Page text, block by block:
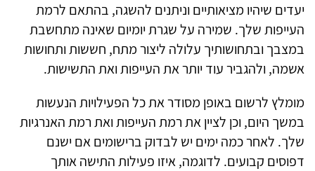
יעדים שיהיו מציאותיים וניתנים להשגה, בהתאם לרמת
העייפות שלך. שמירה על שגרת יומיום שאינה מתחשבת
במצבך ובתחושותיך עלולה ליצור מתח, חששות ותחושות
אשמה, ולהגביר עוד יותר את העייפות ואת התשישות.
מומלץ לרשום באופן מסודר את כל הפעילויות הנעשות
במשך היום, וכן לציין את רמת העייפות ואת רמת האנרגיות
שלך. לאחר כמה ימים יש לבדוק ברישומים אם ישנם
דפוסים קבועים. לדוגמה, איזו פעילות התישה אותך